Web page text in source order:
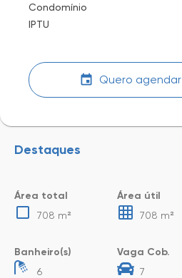
Condomínio
IPTU
Quero
Destaques
Área total
708 m²
Área útil
708 m²
Banheiro(s)
6
Vaga Cob.
7